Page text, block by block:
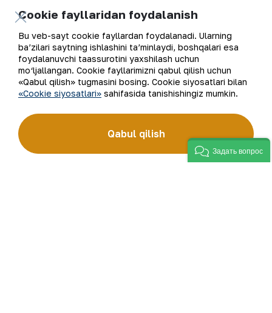
brendiga aylandi.
Kompaniya haqida
Bizning faoliyatimiz
Barqaror rivojlanish
Investorlarga
Matbout xizmati
Aloqalar
Sayt xaritasi
Foydalanish shartlari
foydalanish
Cookie fayllaridan foydalanish
Bu veb-sayt cookie fayllardan foydalanadi. Ularning
ba’zilari saytning ishlashini ta’minlaydi, boshqalari esa
foydalanuvchi taassurotini yaxshilash uchun
mo‘ljallangan. Cookie fayllarimizni qabul qilish uchun
«Qabul qilish» tugmasini bosing. Cookie siyosatlari bilan
«Cookie siyosatlari» sahifasida tanishishingiz mumkin.
Qabul qilish
Задать вопрос